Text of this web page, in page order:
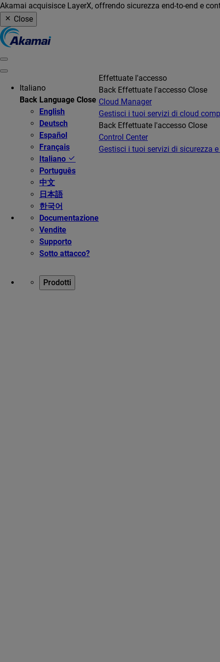
Akamai acquisisce LayerX, offrendo sicurezza end-to-end e
Close
Italiano
Back Language Close
English
Deutsch
Español
Français
Italiano
Português
中文
日本語
한국어
Documentazione
Vendite
Supporto
Sotto attacco?
Effettuate l'accesso
Back Effettuate l'accesso Close
Cloud Manager
Gestisci i tuoi servizi di cloud
Back Effettuate l'accesso Close
Control Center
Gestisci i tuoi servizi di sicurezza
Prodotti